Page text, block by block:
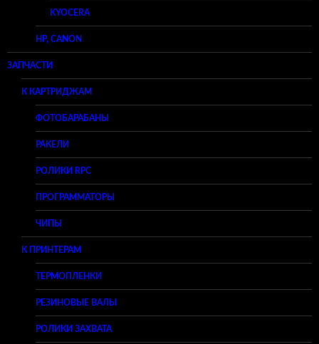
KYOCERA
HP, CANON
ЗАПЧАСТИ
К КАРТРИДЖАМ
ФОТОБАРАБАНЫ
РАКЕЛИ
РОЛИКИ RPC
ПРОГРАММАТОРЫ
ЧИПЫ
К ПРИНТЕРАМ
ТЕРМОПЛЕНКИ
РЕЗИНОВЫЕ ВАЛЫ
РОЛИКИ ЗАХВАТА